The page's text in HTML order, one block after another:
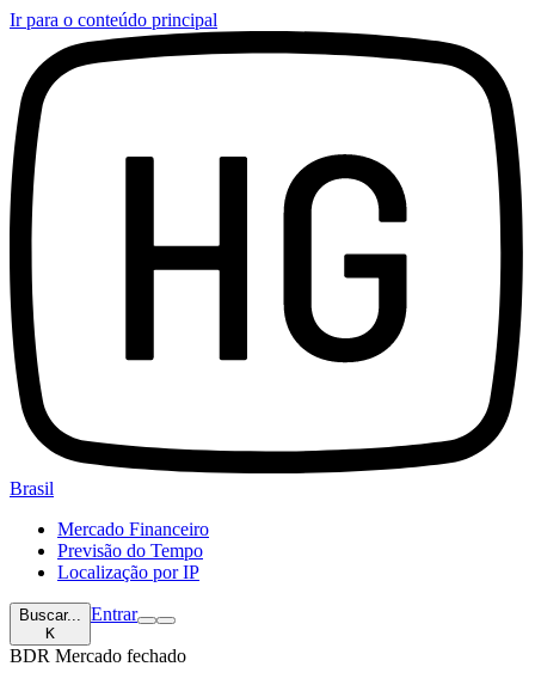
Ir para o conteúdo principal
Brasil
Mercado Financeiro
Previsão do Tempo
Localização por IP
Buscar...
K
Entrar
BDR Mercado fechado